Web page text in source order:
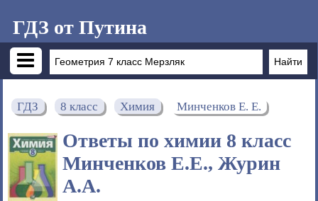
ГДЗ от Путина
ГДЗ 8 класс Химия Минченков Е. Е.
Ответы по химии 8 класс
Минченков Е.Е., Журин
А.А.